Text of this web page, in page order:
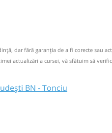
joi, vineri și duminică
(12 comentarii)
⤣
dar fără garanţia de a fi corecte sau
actualizări a cursei, vă sfătuim să
BN - Tonciu